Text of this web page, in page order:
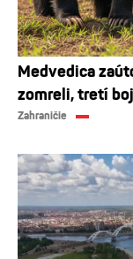
Medvedica
zomreli, tretí
Zahraničie